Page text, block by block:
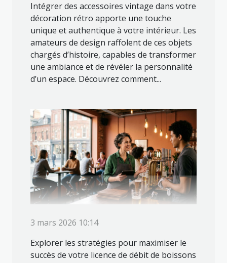
Intégrer des accessoires vintage dans votre
décoration rétro apporte une touche
unique et authentique à votre intérieur. Les
amateurs de design raffolent de ces objets
chargés d’histoire, capables de transformer
une ambiance et de révéler la personnalité
d’un espace. Découvrez comment...
3 mars 2026 10:14
Explorer les stratégies pour maximiser le
succès de votre licence de débit de boissons